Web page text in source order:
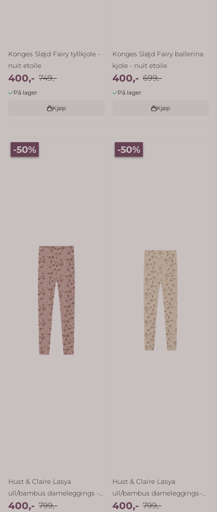
Konges Sløjd Fairy tyllkjole -
nuit etoile
400,- 749,-
På lager
Kjøp
Konges Sløjd Fairy ballerina
kjole - nuit etoile
400,- 699,-
På lager
Kjøp
-50%
Hust & Claire Lasya
ull/bambus dameleggings -
...
400,- 799,-
-50%
Hust & Claire Lasya
ull/bambus dameleggings-
ecru
400,- 799,-